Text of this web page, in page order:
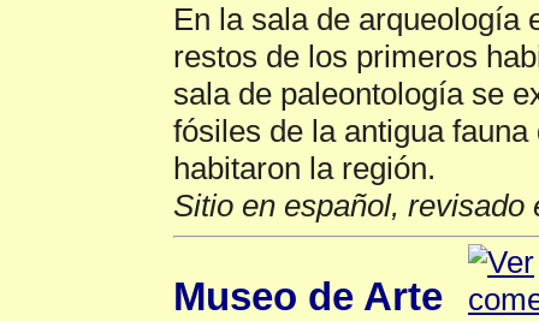
En la sala de arqueología
restos de los primeros
sala de paleontología se
fósiles de la antigua
habitaron la región.
Sitio en español, revisado
Museo de Arte